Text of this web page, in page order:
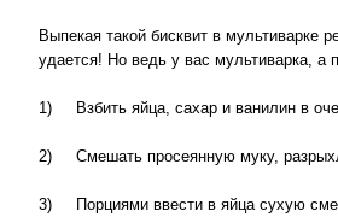
Выпекая такой бисквит в мультиварке
удается! Но ведь у вас мультиварка, а
1) Взбить яйца, сахар и ванилин в
2) Смешать просеянную муку,
3) Порциями ввести в яйца сухую